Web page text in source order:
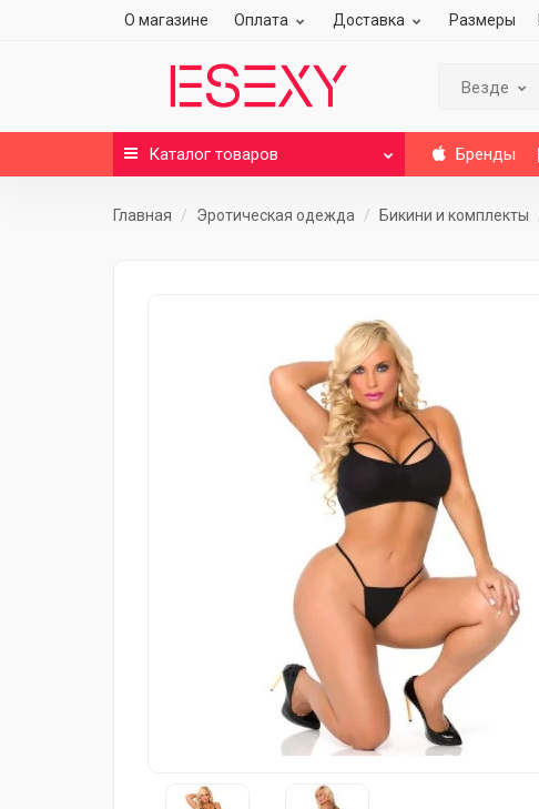
О магазине Оплата Доставка Размеры
Везде
Каталог товаров Бренды
Главная Эротическая одежда Бикини и комплекты